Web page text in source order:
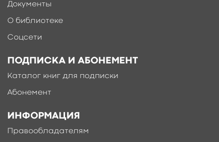
Документы
О библиотеке
Соцсети
ПОДПИСКА И АБОНЕМЕНТ
Каталог книг для подписки
Абонемент
ИНФОРМАЦИЯ
Правообладателям